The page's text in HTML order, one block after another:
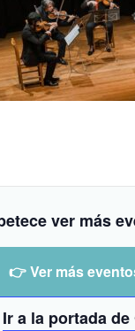
ver más
👉 Ver más
Ir a la portada